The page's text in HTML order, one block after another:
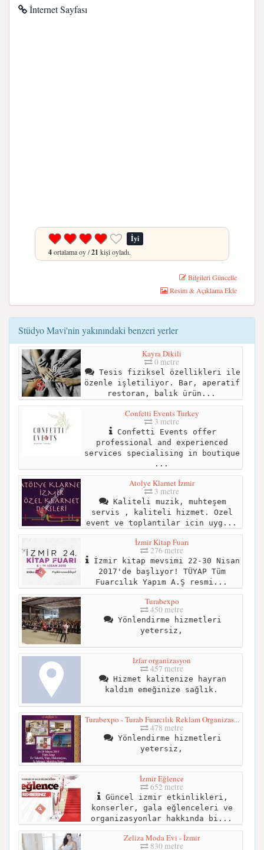
İnternet Sayfası
İyi
4ortalama oy /21 kişi oyladı.
Bilgileri Güncelle
Resim & Açıklama Ekle
Stüdyo Mavi'nin yakınındaki benzeri yerler
Kayra Dikili
0 metre
Tesis fiziksel özellikleri ile
özenle işletiliyor. Bar, aperatif
restoran, balık ürün...
Confetti Events Turkey
3 metre
Confetti Events offer
professional and experienced
services specialising in boutique
...
Atolye Klarnet İzmir
3 metre
Kaliteli muzik, muhteşem
servis , kaliteli hizmet. Ozel
event ve toplantilar icin uyg...
İzmir Kitap Fuarı
276 metre
İzmir kitap mevsimi 22-30 Nisan
2017'de başlıyor! TÜYAP Tüm
Fuarcılık Yapım A.Ş resmi...
Turabexpo
450 metre
Yönlendirme hizmetleri
yetersiz,
Izfar organizasyon
457 metre
Hizmet kalitenize hayran
kaldım emeğinize sağlık.
Turabexpo - Turab Fuarcılık Reklam Organizas...
478 metre
Yönlendirme hizmetleri
yetersiz,
İzmir Eğlence
652 metre
Güncel izmir etkinlikleri,
konserler, gala eğlenceleri ve
organizasyonlar hakkında bi...
Zeliza Moda Evi - İzmir
830 metre